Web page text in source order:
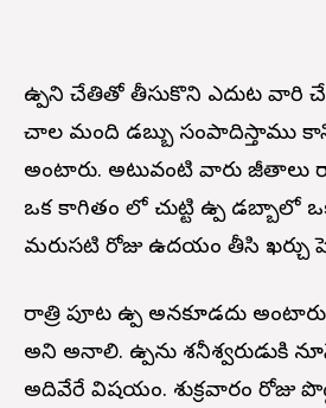
ఉప్పుని చేతితో తీసుకొని ఎదుట వారి
చాల మంది డబ్బు సంపాదిస్తాము
అంటారు. అటువంటి వారు జీతాలు
ఒక కాగితం లో చుట్టి ఉప్పు డబ్బాలో
మరుసటి రోజు ఉదయం తీసి ఖర్చు
రాత్రి పూట ఉప్పు అనకూడదు
అని అనాలి. ఉప్పును శనీశ్వరుడుకి
అదివేరే విషయం. శుక్రవారం రోజు